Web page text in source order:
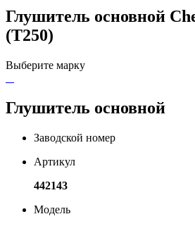
Глушитель основной
(T250)
Выберите марку
Глушитель основной
Заводской номер
Артикул
442143
Модель